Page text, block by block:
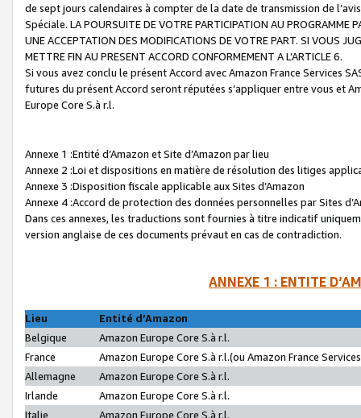
de sept jours calendaires à compter de la date de transmission de
Spéciale. LA POURSUITE DE VOTRE PARTICIPATION AU PROGRAMME
UNE ACCEPTATION DES MODIFICATIONS DE VOTRE PART. SI VOUS
METTRE FIN AU PRESENT ACCORD CONFORMEMENT A L’ARTICLE 6.
Si vous avez conclu le présent Accord avec Amazon France Services
futures du présent Accord seront réputées s’appliquer entre vous et
Europe Core S.à r.l.
Annexe 1 :Entité d’Amazon et Site d’Amazon par lieu
Annexe 2 :Loi et dispositions en matière de résolution des litiges
Annexe 3 :Disposition fiscale applicable aux Sites d’Amazon
Annexe 4 :Accord de protection des données personnelles par Sites
Dans ces annexes, les traductions sont fournies à titre indicatif
version anglaise de ces documents prévaut en cas de contradiction.
ANNEXE 1 : ENTITE
Lieu
Entité d’Amazon
Belgique
Amazon Europe Core S.à r.l.
France
Amazon Europe Core S.à r.l.(ou Amazon France
Allemagne
Amazon Europe Core S.à r.l.
Irlande
Amazon Europe Core S.à r.l.
Italie
Amazon Europe Core S.à r.l.